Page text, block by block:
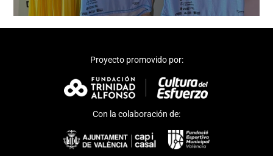
Proyecto promovido por:
Con la colaboración de: